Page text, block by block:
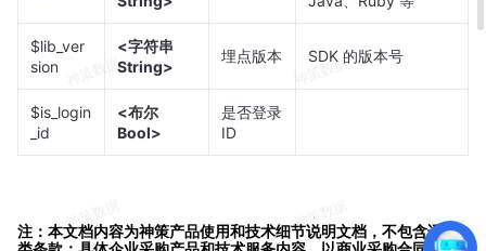
$lib_ver
sion
<字符串
String>
埋点版本 SDK 的版本号
$is_login
_id
<布尔
Bool>
是否登录
ID
注：本文档内容为神策产品使用和技术细节说明文档，不包含适销